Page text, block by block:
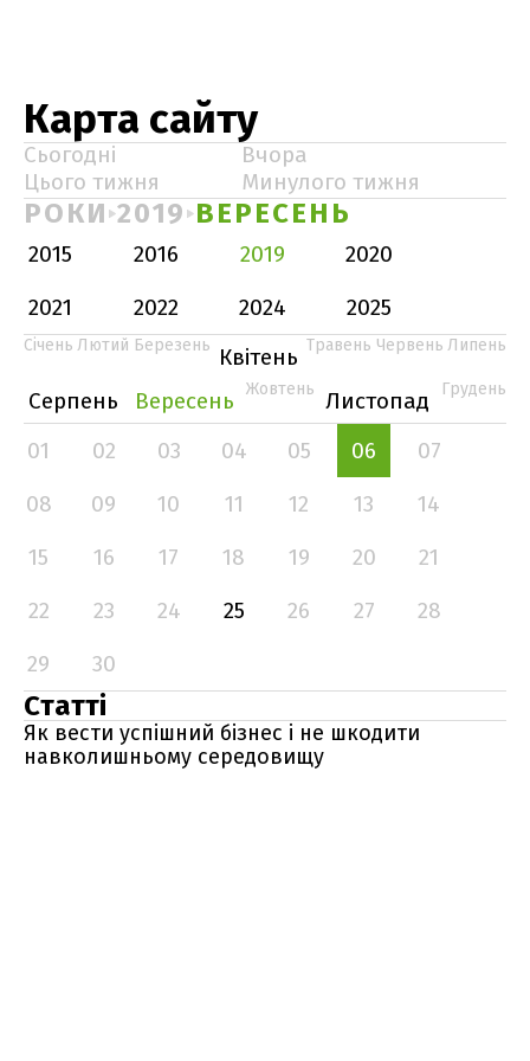
Карта сайту
Сьогодні
Вчора
Цього тижня
Минулого тижня
РОКИ 2019 ВЕРЕСЕНЬ
2015 2016 2019
2020
2021
2022 2024 2025
Січень Лютий Березень Квітень Травень Червень Липень
Серпень Вересень Жовтень Листопад Грудень
01 02 03 04 05 06
07
08
09 10 11 12 13
14
15
16 17 18 19 20
21
22
23 24 25 26 27
28
29
30
Статті
Як вести успішний бізнес і не шкодити
навколишньому середовищу